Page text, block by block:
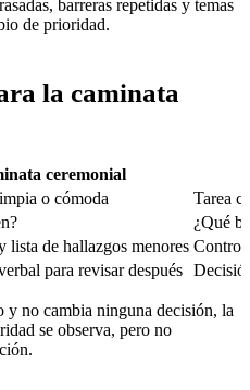
barreras repetidas y temas
de prioridad.
la caminata
ceremonial
o cómoda
Tarea
¿Qué
lista de hallazgos menores Control
para revisar después
y no cambia ninguna decisión, la
se observa, pero no